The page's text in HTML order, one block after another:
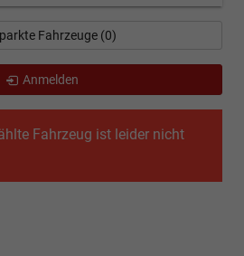
Fahrzeug ist leider nicht
Fahrzeuge (0)
Anmelden